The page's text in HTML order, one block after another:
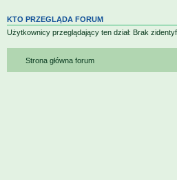
KTO PRZEGLĄDA FORUM
Użytkownicy przeglądający ten dział: Brak
Strona główna forum